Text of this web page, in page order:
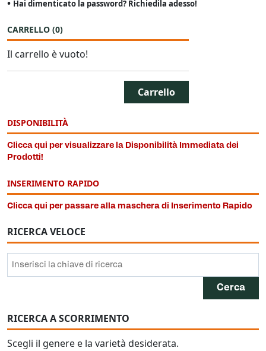
• Hai dimenticato la password? Richiedila adesso!
CARRELLO (0)
Il carrello è vuoto!
Carrello
DISPONIBILITÀ
Clicca qui per visualizzare la Disponibilità Immediata dei
Prodotti!
INSERIMENTO RAPIDO
Clicca qui per passare alla maschera di Inserimento Rapido
RICERCA VELOCE
RICERCA A SCORRIMENTO
Scegli il genere e la varietà desiderata.